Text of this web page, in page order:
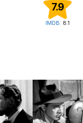
7.9
IMDB: 8.1